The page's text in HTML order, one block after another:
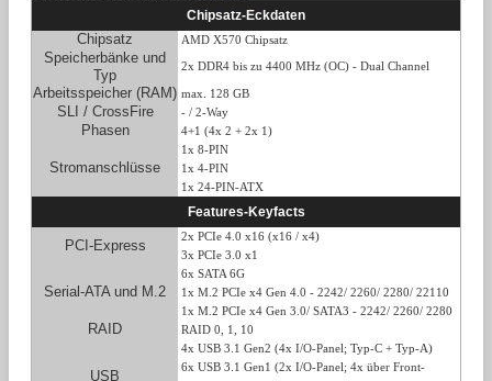
Chipsatz-Eckdaten
Chipsatz AMD X570 Chipsatz
Speicherbänke und
Typ
2x DDR4 bis zu 4400 MHz (OC) - Dual Channel
Arbeitsspeicher (RAM) max. 128 GB
SLI / CrossFire - / 2-Way
Phasen 4+1 (4x 2 + 2x 1)
Stromanschlüsse
1x 8-PIN
1x 4-PIN
1x 24-PIN-ATX
Features-Keyfacts
PCI-Express
2x PCIe 4.0 x16 (x16 / x4)
3x PCIe 3.0 x1
Serial-ATA und M.2
6x SATA 6G
1x M.2 PCIe x4 Gen 4.0 - 2242/ 2260/ 2280/ 22110
1x M.2 PCIe x4 Gen 3.0/ SATA3 - 2242/ 2260/ 2280
RAID RAID 0, 1, 10
USB
4x USB 3.1 Gen2 (4x I/O-Panel; Typ-C + Typ-A)
6x USB 3.1 Gen1 (2x I/O-Panel; 4x über Front-